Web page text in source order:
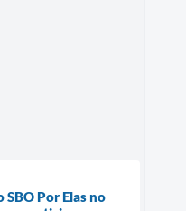
SBO Por Elas no